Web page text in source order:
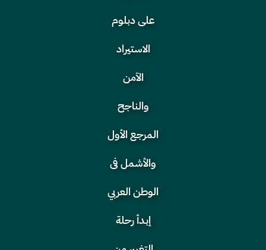
على دبلوم
الاستيراد
الآمن
والناجح
المرجع الأول
والأشمل فى
الوطن العربي
إبدأ رحلة